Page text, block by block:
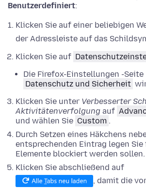
Benutzerdefiniert:
Klicken Sie auf einer beliebigen
der Adressleiste auf das
Klicken Sie auf
Die Firefox-Einstellungen -Seite
Datenschutz und Sicherheit
Klicken Sie unter Verbesserter
Aktivitätenverfolgung auf
und wählen Sie Custom .
Durch Setzen eines Häkchens
entsprechenden Eintrag legen
Elemente blockiert werden sollen.
Klicken Sie abschließend auf
, damit die